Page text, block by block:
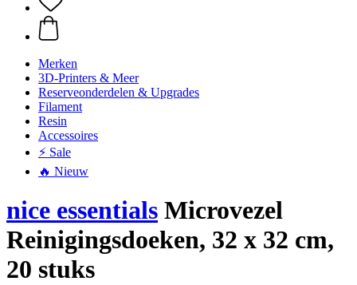
Merken
3D-Printers & Meer
Reserveonderdelen & Upgrades
Filament
Resin
Accessoires
⚡ Sale
🔥 Nieuw
nice essentials Microvezel
Reinigingsdoeken, 32 x 32 cm,
20 stuks